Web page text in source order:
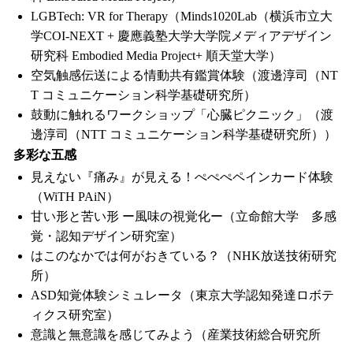
LGBTech: VR for Therapy（Minds1020Lab（横浜市立大
学COI-NEXT + 慶應義塾大学大学院メディアデザイン
研究科 Embodied Media Project+ 順天堂大学）
空気触感伝送による情動共有鑑賞体験（渡邊淳司（NT
T コミュニケーション科学基礎研究所）
鼓動に触れるワークショップ「心臓ピクニック」（渡
邊淳司（NTT コミュニケーション科学基礎研究所））
多彩な五感
見えない『痛み』が見える！ぺぺぺペインカード体験
（WiTH PAiN）
甘い形と苦い形 ー風味の視覚化ー（立命館大学 多感
覚・認知デザイン研究室）
はこのなかでは何がおきている？（NHK放送技術研究
所）
ASD知覚体験シミュレータ（東京大学認知発達ロボテ
ィクス研究室）
意識と無意識を感じてみよう（産業技術総合研究所